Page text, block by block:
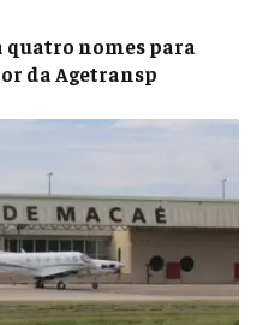
quatro nomes para
da Agetransp